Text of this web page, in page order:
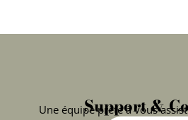
Support &
Une équipe prête à vous